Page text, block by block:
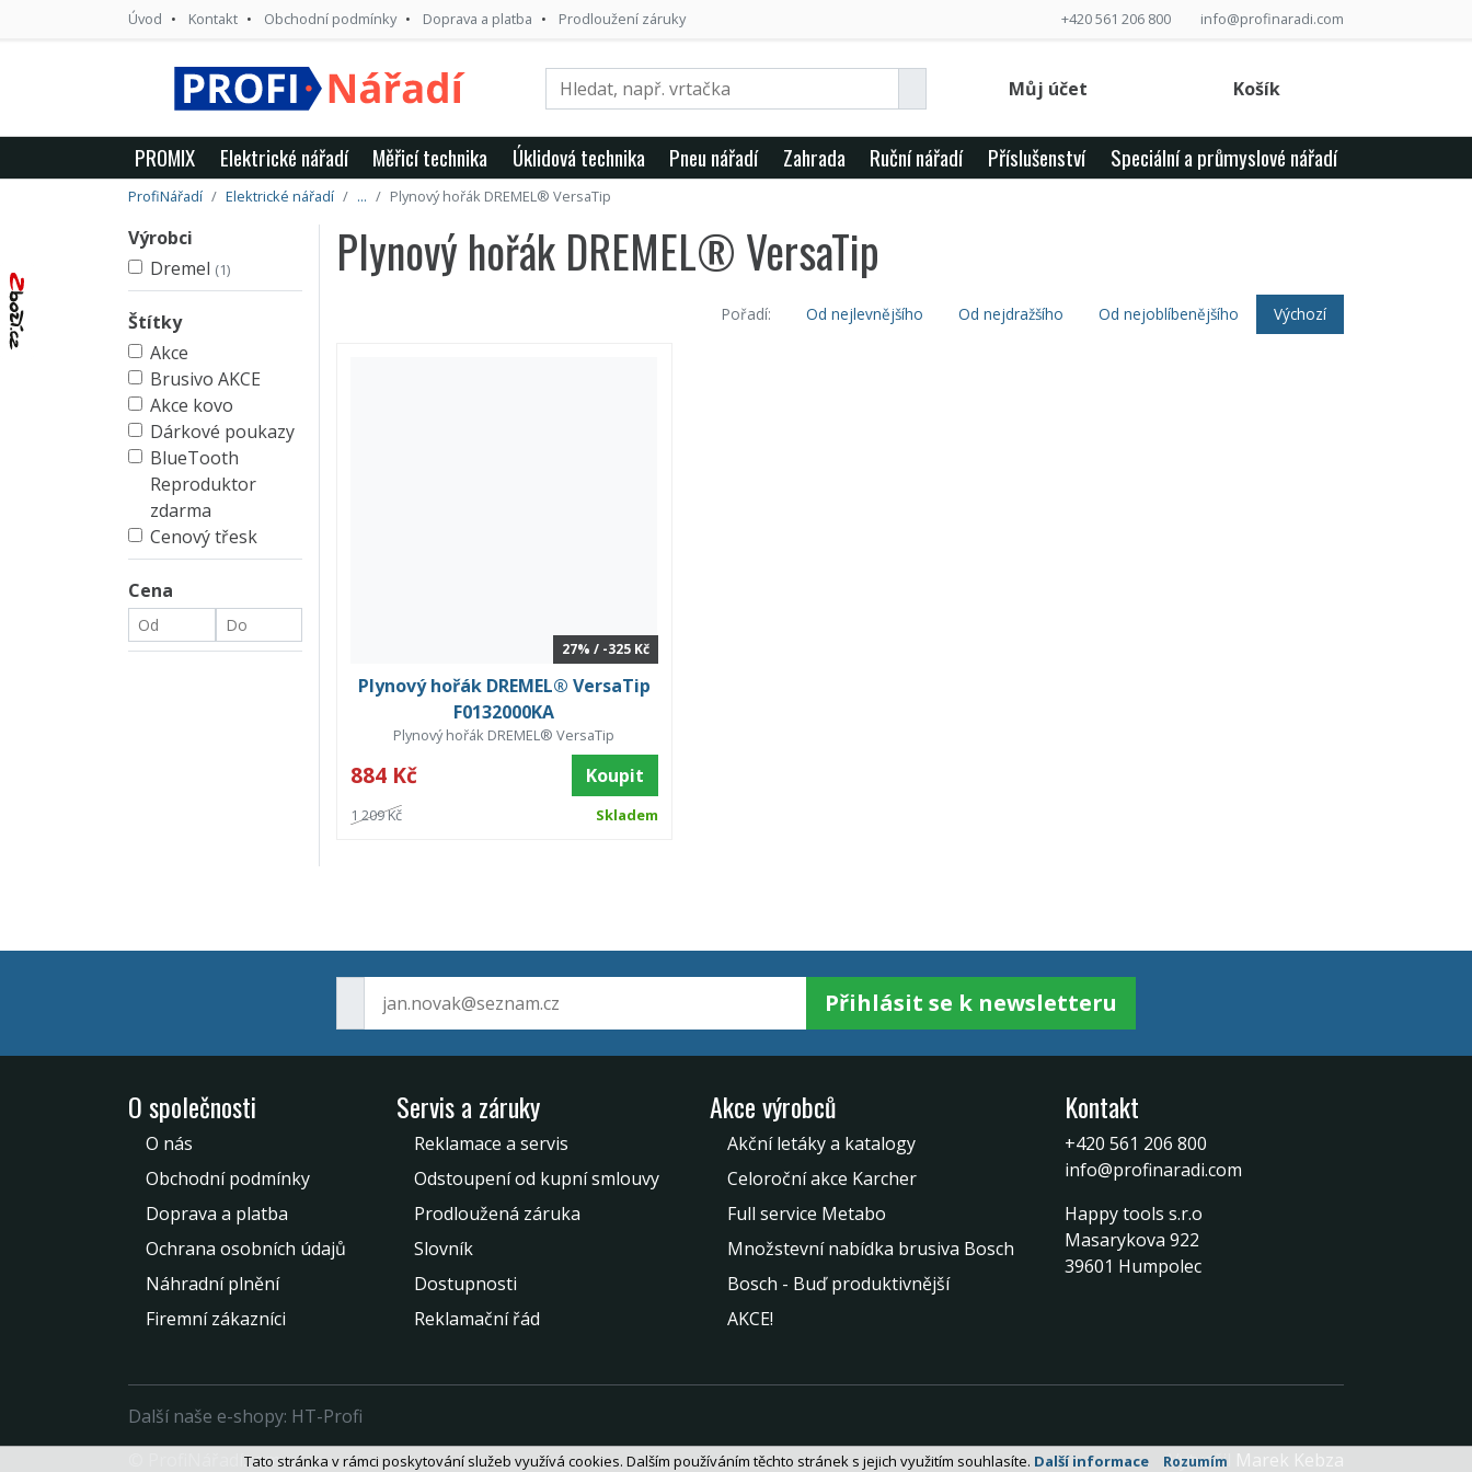
Úvod Kontakt Obchodní podmínky Doprava a platba Prodloužení záruky +420 561 206 800 info@profinaradi.com
Můj účet Košík
PROMIX Elektrické nářadí Měřicí technika Úklidová technika Pneu nářadí Zahrada Ruční nářadí Příslušenství Speciální a průmyslové nářadí
ProfiNářadí Elektrické nářadí ... Plynový hořák DREMEL® VersaTip
Výrobci
Dremel (1)
Štítky
Akce
Brusivo AKCE
Akce kovo
Dárkové poukazy
BlueTooth
Reproduktor
zdarma
Cenový třesk
Cena
Plynový hořák DREMEL® VersaTip
Pořadí: Od nejlevnějšího Od nejdražšího Od nejoblíbenějšího Výchozí
27% / -325 Kč
Plynový hořák DREMEL® VersaTip
F0132000KA
Plynový hořák DREMEL® VersaTip
884 Kč Koupit
1 209 Kč Skladem
Přihlásit se k newsletteru
O společnosti
O nás
Obchodní podmínky
Doprava a platba
Ochrana osobních údajů
Náhradní plnění
Firemní zákazníci
Servis a záruky
Reklamace a servis
Odstoupení od kupní smlouvy
Prodloužená záruka
Slovník
Dostupnosti
Reklamační řád
Akce výrobců
Akční letáky a katalogy
Celoroční akce Karcher
Full service Metabo
Množstevní nabídka brusiva Bosch
Bosch - Buď produktivnější
AKCE!
Kontakt
+420 561 206 800
info@profinaradi.com
Happy tools s.r.o
Masarykova 922
39601 Humpolec
Další naše e-shopy: HT-Profi
© ProfiNářadí.com
Vytvořil Marek Kebza
Tato stránka v rámci poskytování služeb využívá cookies. Dalším používáním těchto stránek s jejich využitím souhlasíte. Další informace Rozumím